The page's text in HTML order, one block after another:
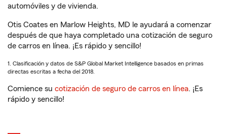
automóviles y de vivienda.
Otis Coates en Marlow Heights, MD le ayudará a comenzar
después de que haya completado una cotización de seguro
de carros en línea. ¡Es rápido y sencillo!
1. Clasificación y datos de S&P Global Market Intelligence basados en primas
directas escritas a fecha del 2018.
Comience su cotización de seguro de carros en línea. ¡Es
rápido y sencillo!